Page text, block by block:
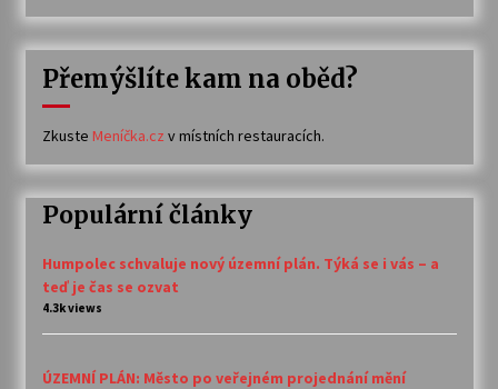
Přemýšlíte kam na oběd?
Zkuste Meníčka.cz v místních restauracích.
Populární články
Humpolec schvaluje nový územní plán. Týká se i vás – a
teď je čas se ozvat
4.3k views
ÚZEMNÍ PLÁN: Město po veřejném projednání mění